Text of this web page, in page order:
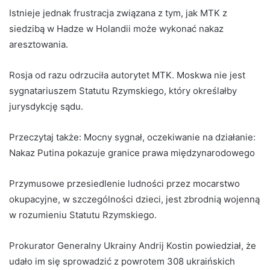
Istnieje jednak frustracja związana z tym, jak MTK z
siedzibą w Hadze w Holandii może wykonać nakaz
aresztowania.
Rosja od razu odrzuciła autorytet MTK. Moskwa nie jest
sygnatariuszem Statutu Rzymskiego, który określałby
jurysdykcję sądu.
Przeczytaj także: Mocny sygnał, oczekiwanie na działanie:
Nakaz Putina pokazuje granice prawa międzynarodowego
Przymusowe przesiedlenie ludności przez mocarstwo
okupacyjne, w szczególności dzieci, jest zbrodnią wojenną
w rozumieniu Statutu Rzymskiego.
Prokurator Generalny Ukrainy Andrij Kostin powiedział, że
udało im się sprowadzić z powrotem 308 ukraińskich